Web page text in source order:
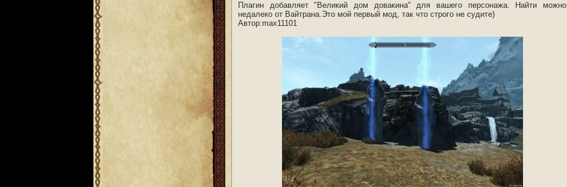
Плагин добавляет "Великий дом довакина" для вашего персонажа. Найти можно
недалеко от Вайтрана.Это мой первый мод, так что строго не судите)
Автор:max11101